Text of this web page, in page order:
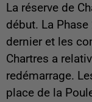
La réserve de
début. La
dernier et les
Chartres a
redémarrage.
place de la